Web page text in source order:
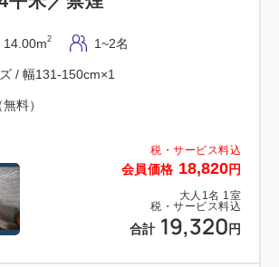
税・サービス料込
会員価格 18,820円
大人 1 名 1 室
税・サービス料込
合計 19,320 円
14.00m2 1~2名
/ 幅131-150cm×1
料）